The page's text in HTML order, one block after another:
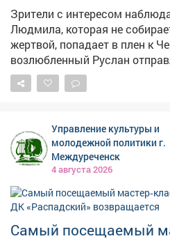
Зрители с интересом
Людмила, которая не
жертвой, попадает в плен к
возлюбленный Руслан
сталкиваясь на своём пути с
ловушками, говорящим
от создателей «Снежной
и динамичный сюжет не
детей, ни взрослых. Следите за афишами - впереди
Управление культуры и
молодежной политики г.
Междуреченск
4 августа 2026
Самый посещаемый